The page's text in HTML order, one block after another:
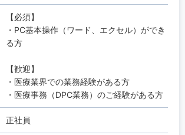
【必須】
・PC基本操作（ワード、エクセル）ができ
る方
【歓迎】
・医療業界での業務経験がある方
・医療事務（DPC業務）のご経験がある方
正社員